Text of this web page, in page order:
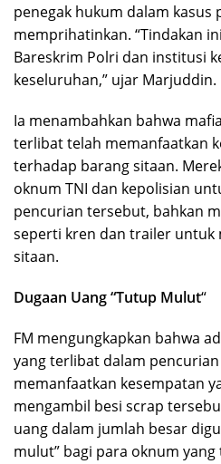
penegak hukum dalam kasus
memprihatinkan. “Tindakan
Bareskrim Polri dan institusi
keseluruhan,” ujar Marjuddin.
Ia menambahkan bahwa
terlibat telah memanfaatkan
terhadap barang sitaan.
oknum TNI dan kepolisian
pencurian tersebut, bahkan
seperti kren dan trailer untuk
sitaan.
Dugaan Uang “Tutup Mulut“
FM mengungkapkan bahwa
yang terlibat dalam
memanfaatkan kesempatan
mengambil besi scrap
uang dalam jumlah besar
mulut” bagi para oknum